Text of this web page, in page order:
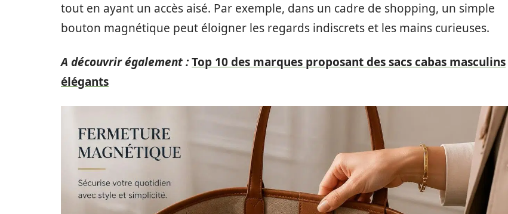
tout en ayant un accès aisé. Par exemple, dans un cadre de shopping, un simple
bouton magnétique peut éloigner les regards indiscrets et les mains curieuses.
A découvrir également :Top 10 des marques proposant des sacs cabas masculins
élégants